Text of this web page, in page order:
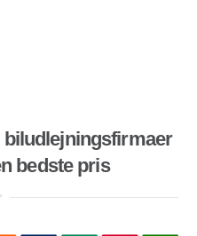
biludlejningsfirmaer
bedste pris